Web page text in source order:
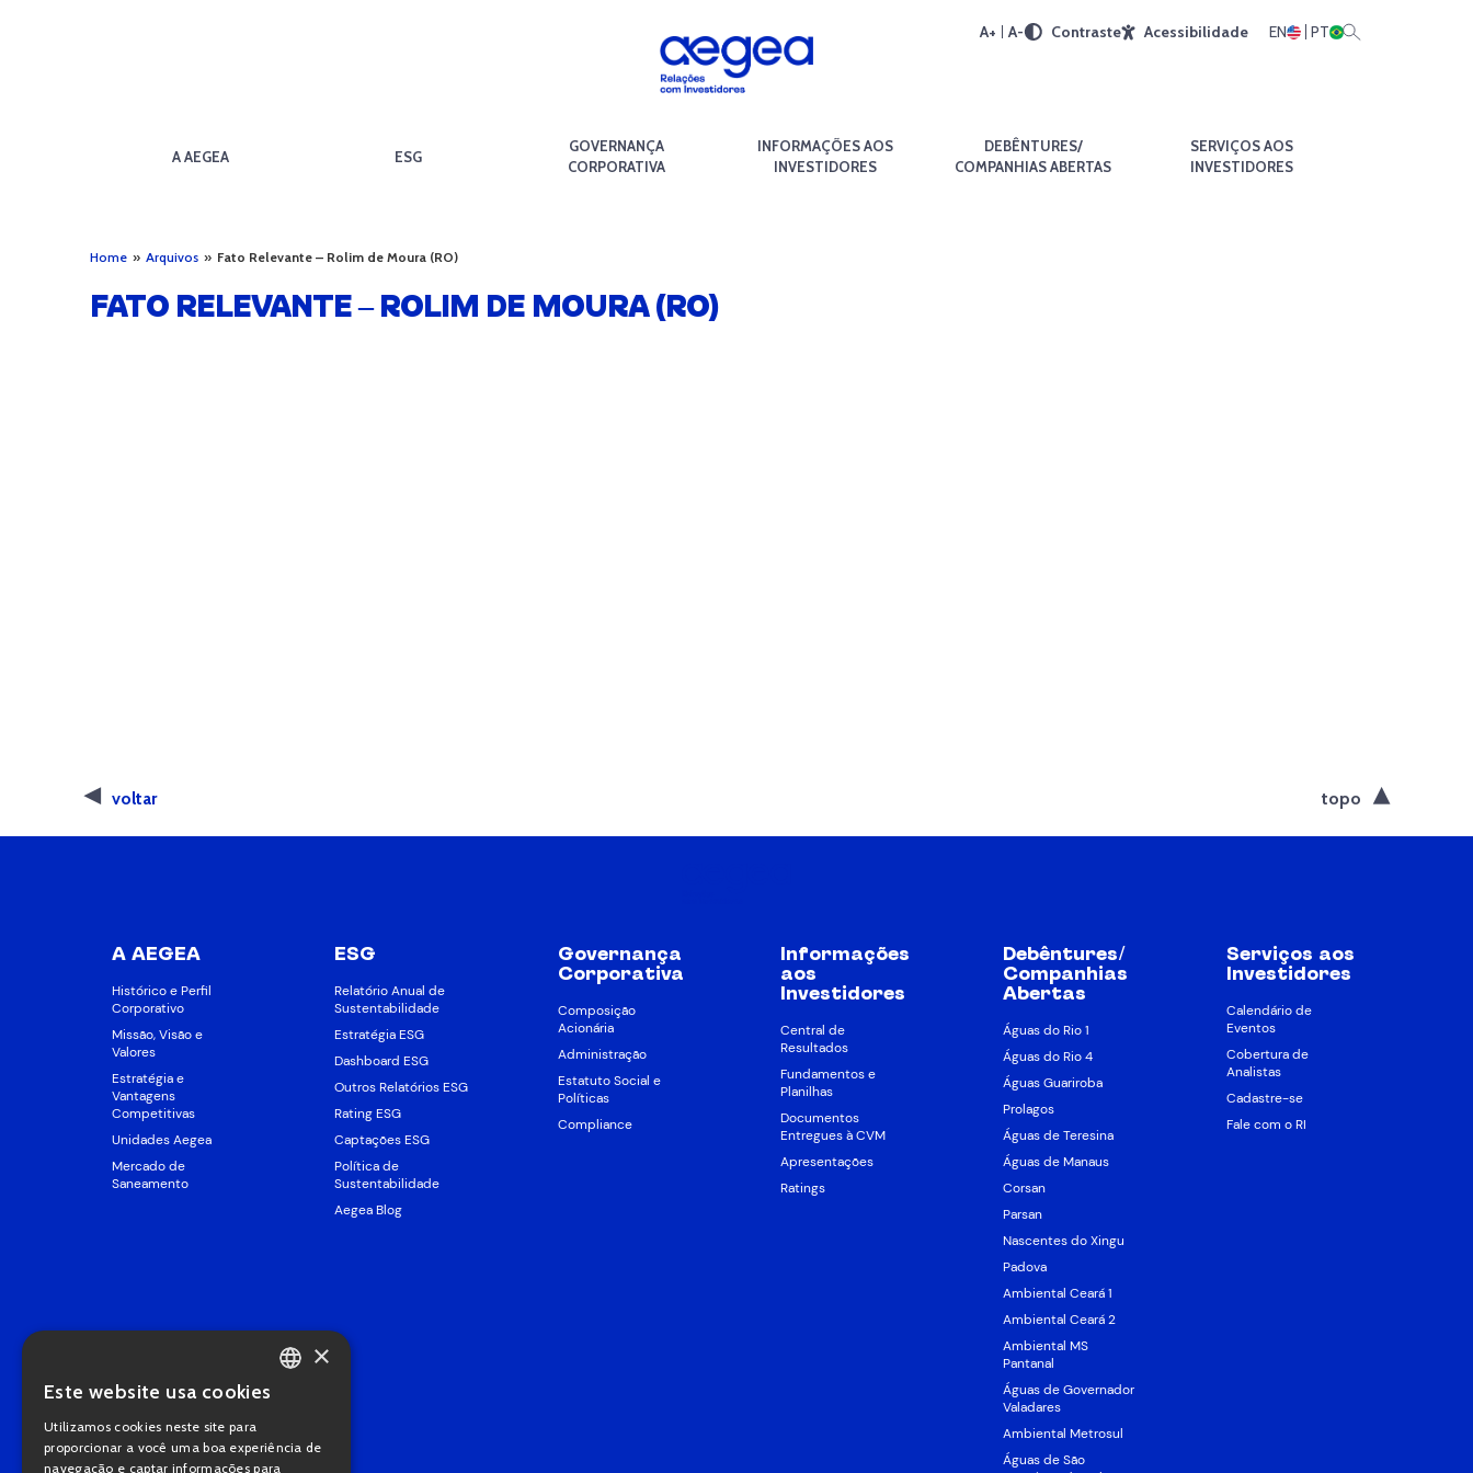
A+ A- Contraste Acessibilidade EN PT
A AEGEA ESG
GOVERNANÇA
CORPORATIVA
INFORMAÇÕES AOS
INVESTIDORES
DEBÊNTURES/
COMPANHIAS ABERTAS
SERVIÇOS AOS
INVESTIDORES
Home » Arquivos » Fato Relevante – Rolim de Moura (RO)
FATO RELEVANTE – ROLIM DE MOURA (RO)
voltar topo
A AEGEA
Histórico e Perfil
Corporativo
Missão, Visão e
Valores
Estratégia e
Vantagens
Competitivas
Unidades Aegea
Mercado de
Saneamento
ESG
Relatório Anual de
Sustentabilidade
Estratégia ESG
Dashboard ESG
Outros Relatórios ESG
Rating ESG
Captações ESG
Política de
Sustentabilidade
Aegea Blog
Governança
Corporativa
Composição
Acionária
Administração
Estatuto Social e
Políticas
Compliance
Informações
aos
Investidores
Central de
Resultados
Fundamentos e
Planilhas
Documentos
Entregues à CVM
Apresentações
Ratings
Debêntures/
Companhias
Abertas
Águas do Rio 1
Águas do Rio 4
Águas Guariroba
Prolagos
Águas de Teresina
Águas de Manaus
Corsan
Parsan
Nascentes do Xingu
Padova
Ambiental Ceará 1
Ambiental Ceará 2
Ambiental MS
Pantanal
Águas de Governador
Valadares
Ambiental Metrosul
Águas de São
Serviços aos
Investidores
Calendário de
Eventos
Cobertura de
Analistas
Cadastre-se
Fale com o RI
PORTUGUESE
×
Este website usa cookies
Utilizamos cookies neste site para
proporcionar a você uma boa experiência de
navegação e captar informações para